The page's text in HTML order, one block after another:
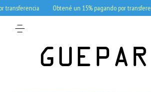
Obtené un 15% pagando por transferencia